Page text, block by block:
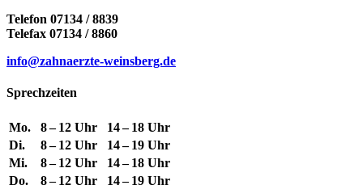
Telefon 07134 / 8839
Telefax 07134 / 8860
info@zahnaerzte-weinsberg.de
Sprechzeiten
Mo. 8 – 12 Uhr
14 – 18 Uhr
Di.
8 – 12 Uhr
14 – 19 Uhr
Mi.
8 – 12 Uhr
14 – 18 Uhr
Do.
8 – 12 Uhr
14 – 19 Uhr